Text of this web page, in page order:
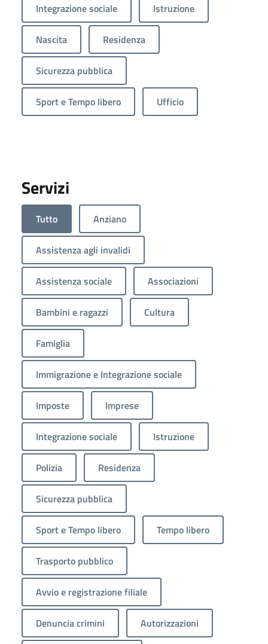
Integrazione sociale Istruzione
Nascita Residenza
Sicurezza pubblica
Sport e Tempo libero Ufficio
Servizi
Tutto Anziano
Assistenza agli invalidi
Assistenza sociale Associazioni
Bambini e ragazzi Cultura
Famiglia
Immigrazione e Integrazione sociale
Imposte Imprese
Integrazione sociale Istruzione
Polizia Residenza
Sicurezza pubblica
Sport e Tempo libero Tempo libero
Trasporto pubblico
Avvio e registrazione filiale
Denuncia crimini Autorizzazioni